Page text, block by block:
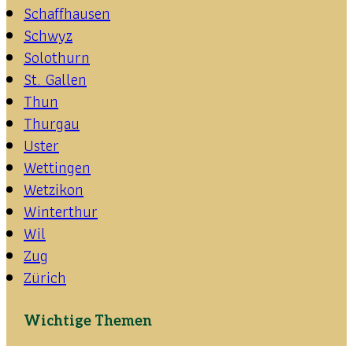
Schaffhausen
Schwyz
Solothurn
St. Gallen
Thun
Thurgau
Uster
Wettingen
Wetzikon
Winterthur
Wil
Zug
Zürich
Wichtige Themen